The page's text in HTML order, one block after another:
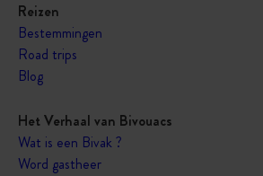
Reizen
Bestemmingen
Road trips
Blog
Het Verhaal van Bivouacs
Wat is een Bivak ?
Word gastheer